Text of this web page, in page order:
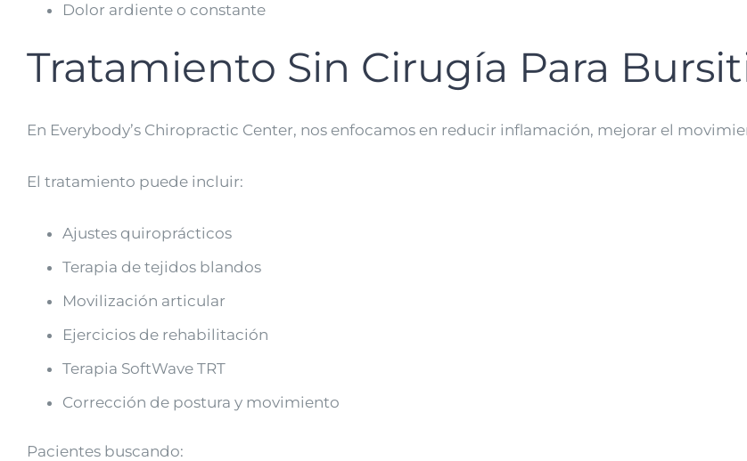
Dolor ardiente o constante
Tratamiento Sin Cirugía Para
En Everybody’s Chiropractic Center, nos enfocamos en reducir inflamación, mejorar el
El tratamiento puede incluir:
Ajustes quiroprácticos
Terapia de tejidos blandos
Movilización articular
Ejercicios de rehabilitación
Terapia SoftWave TRT
Corrección de postura y movimiento
Pacientes buscando: